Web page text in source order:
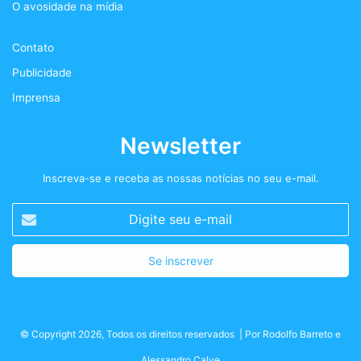
O avosidade na mídia
Contato
Publicidade
Imprensa
Newsletter
Inscreva-se e receba as nossas notícias no seu e-mail.
seu
e-
© Copyright 2026, Todos os direitos reservados | Por Rodolfo Barreto e